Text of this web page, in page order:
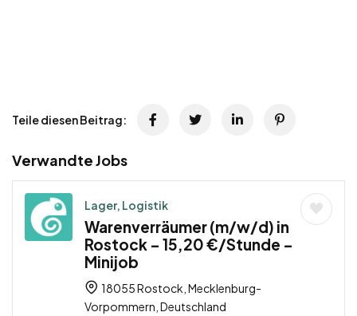
Teile diesen Beitrag:
Verwandte Jobs
Lager, Logistik
Warenverräumer (m/w/d) in
Rostock – 15,20 €/Stunde –
Minijob
18055 Rostock, Mecklenburg-
Vorpommern, Deutschland